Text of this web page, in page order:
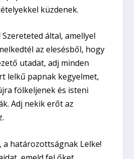
küzdenek.
által, amellyel
az elesésből, hogy
utadat, adj minden
lelkű papnak kegyelmet,
fölkeljenek és isteni
Adj nekik erőt az
a határozottságnak Lelke!